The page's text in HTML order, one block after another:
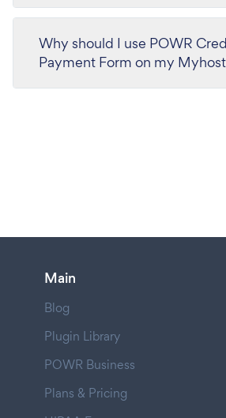
Why should I use POWR
Payment Form on my
Main
Blog
Plugin Library
POWR Business
Plans & Pricing